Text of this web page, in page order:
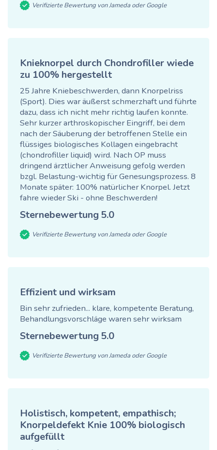
Verifizierte Bewertung von Jameda oder Google
Knieknorpel durch Chondrofiller wiede
zu 100% hergestellt
25 Jahre Kniebeschwerden, dann Knorpelriss
(Sport). Dies war äußerst schmerzhaft und führte
dazu, dass ich nicht mehr richtig laufen konnte.
Sehr kurzer arthroskopischer Eingriff, bei dem
nach der Säuberung der betroffenen Stelle ein
flüssiges biologisches Kollagen eingebracht
(chondrofiller liquid) wird. Nach OP muss
dringend ärztlicher Anweisung gefolg werden
bzgl. Belastung-wichtig für Genesungsprozess. 8
Monate später: 100% natürlicher Knorpel. Jetzt
fahre wieder Ski - ohne Beschwerden!
Sternebewertung 5.0
Verifizierte Bewertung von Jameda oder Google
Effizient und wirksam
Bin sehr zufrieden... klare, kompetente Beratung,
Behandlungsvorschläge waren sehr wirksam
Sternebewertung 5.0
Verifizierte Bewertung von Jameda oder Google
Holistisch, kompetent, empathisch;
Knorpeldefekt Knie 100% biologisch
aufgefüllt